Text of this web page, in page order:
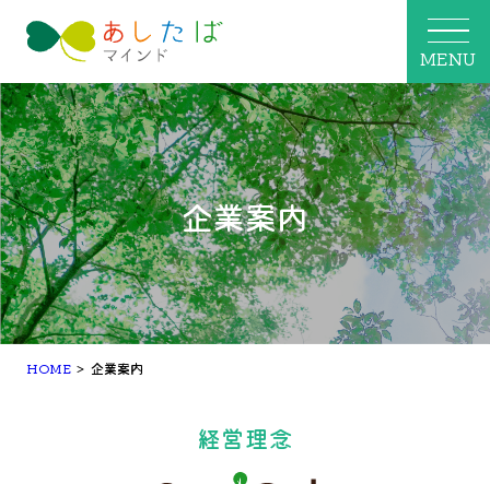
MENU
企業案内
HOME > 企業案内
経営理念